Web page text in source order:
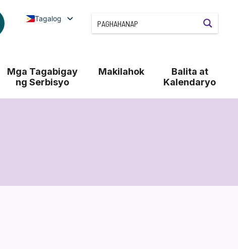
Tagalog
Mga Tagabigay
ng Serbisyo
Makilahok
Balita at
Kalendaryo